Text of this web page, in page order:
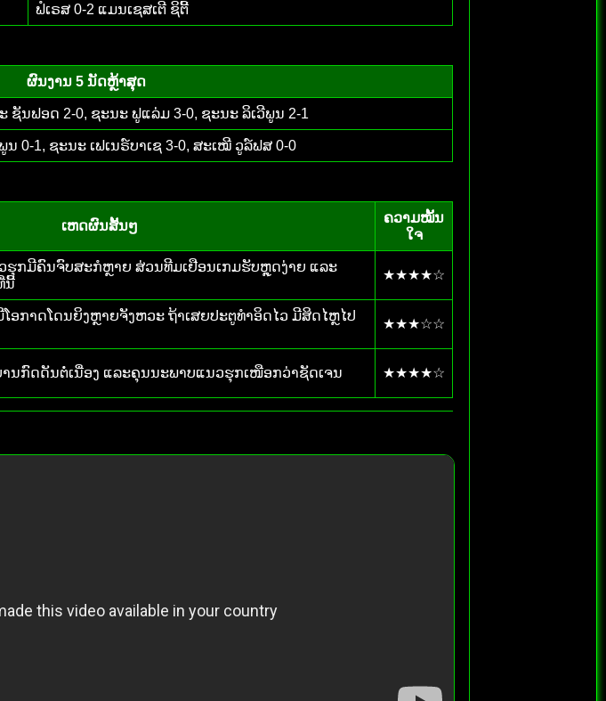
ຟໍເຣສ 0-2 ແມນເຊສເຕີ ຊິຕີ້
ຜົນງານ 5 ນັດຫຼ້າສຸດ
ຊັນຟອດ 2-0, ຊະນະ ຟູແລ່ມ 3-0, ຊະນະ ລິເວີພູນ 2-1
ນ 0-1, ຊະນະ ເຟເນຣ໌ບາເຊ 3-0, ສະເໝີ ວູລ໌ຟສ 0-0
ເຫດຜົນສັ້ນໆ
ຄວາມໝັ້ນ
ໃຈ
ຮຸກມີຄົນຈົບສະກໍຫຼາຍ ສ່ວນທີມເຢືອນເກມຮັບຫຼຸດງ່າຍ ແລະ
ນີ້
★★★★☆
ອກາດໂດນຍິງຫຼາຍຈັງຫວະ ຖ້າເສຍປະຕູທຳອິດໄວ ມີສິດໄຫຼໄປ
★★★☆☆
ານກົດດັນຕໍ່ເນື່ອງ ແລະຄຸນນະພາບແນວຮຸກເໜືອກວ່າຊັດເຈນ ★★★★☆